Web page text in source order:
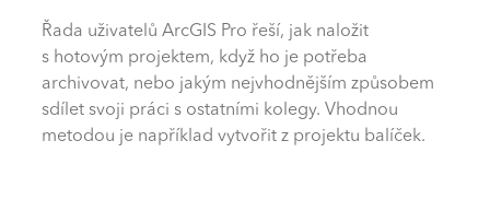
Řada uživatelů ArcGIS Pro řeší, jak naložit
s hotovým projektem, když ho je potřeba
archivovat, nebo jakým nejvhodnějším způsobem
sdílet svoji práci s ostatními kolegy. Vhodnou
metodou je například vytvořit z projektu balíček.